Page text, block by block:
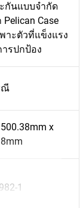
กันแบบจำกัด
Pelican Case
าะตัวที่แข็งแรง
รปกป้อง
ณี
x
1